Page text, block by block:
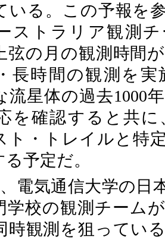
いる。この予報を
ストラリア観測
弦の月の観測時間
長時間の観測を
流星体の過去1000
を確認すると共
ト・トレイルと特
予定だ。
電気通信大学の日
学校の観測チーム
時観測を狙ってい